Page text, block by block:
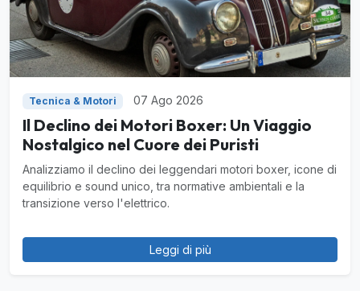
Tecnica & Motori 07 Ago 2026
Il Declino dei Motori Boxer: Un Viaggio
Nostalgico nel Cuore dei Puristi
Analizziamo il declino dei leggendari motori boxer, icone di
equilibrio e sound unico, tra normative ambientali e la
transizione verso l'elettrico.
Leggi di più